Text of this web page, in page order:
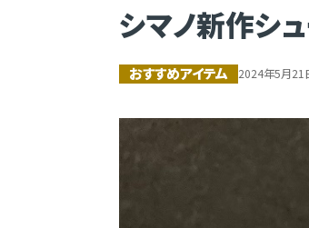
シマノ新作シ
おすすめアイテム 2024年5月21